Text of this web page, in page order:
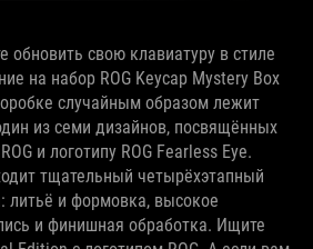
обновить свою клавиатуру в стиле
на набор ROG Keycap Mystery Box
случайным образом лежит
из семи дизайнов, посвящённых
и логотипу ROG Fearless Eye.
тщательный четырёхэтапный
литьё и формовка, высокое
и финишная обработка. Ищите